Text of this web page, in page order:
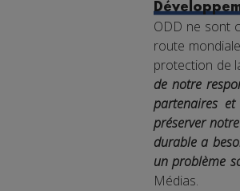
ODD ne sont
route
protection de
de notre
partenaires
préserver
durable a
un problème
Médias.